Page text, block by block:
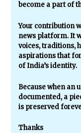
become a part of
Your contribution
news platform. It
voices, traditions,
aspirations that
of India’s identity.
Because when an
documented, a
is preserved
Thanks